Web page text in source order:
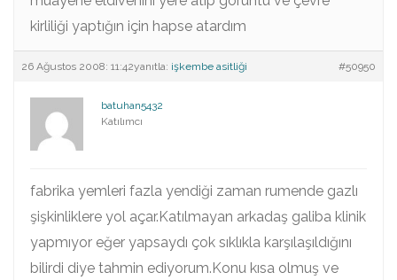
kirliliği yaptığın için hapse atardım
26 Ağustos 2008: 11:42yanıtla: işkembe asitliği #50950
batuhan5432
Katılımcı
fabrika yemleri fazla yendiği zaman rumende gazlı
şişkinliklere yol açar.Katılmayan arkadaş galiba klinik
yapmıyor eğer yapsaydı çok sıklıkla karşılaşıldığını
bilirdi diye tahmin ediyorum.Konu kısa olmuş ve